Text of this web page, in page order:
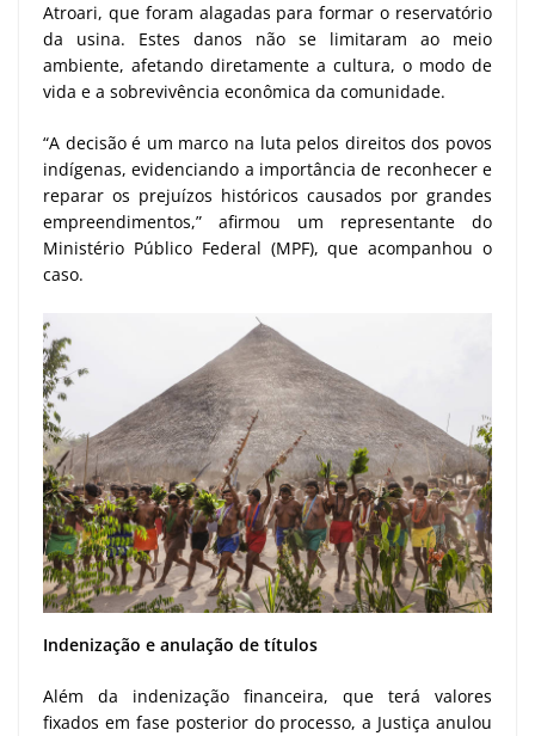
Atroari, que foram alagadas para formar o reservatório
da usina. Estes danos não se limitaram ao meio
ambiente, afetando diretamente a cultura, o modo de
vida e a sobrevivência econômica da comunidade.
“A decisão é um marco na luta pelos direitos dos povos
indígenas, evidenciando a importância de reconhecer e
reparar os prejuízos históricos causados por grandes
empreendimentos,” afirmou um representante do
Ministério Público Federal (MPF), que acompanhou o
caso.
Indenização e anulação de títulos
Além da indenização financeira, que terá valores
fixados em fase posterior do processo, a Justiça anulou